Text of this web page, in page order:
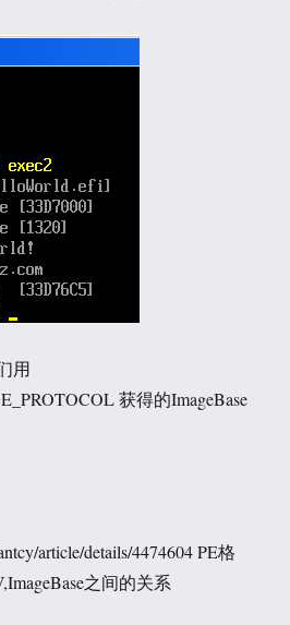
用
获得的ImageBase
article/details/4474604 PE格
之间的关系